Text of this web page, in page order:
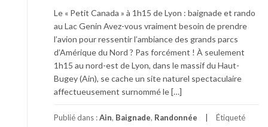
Le « Petit Canada » à 1h15 de Lyon : baignade et rando
au Lac Genin Avez-vous vraiment besoin de prendre
l’avion pour ressentir l’ambiance des grands parcs
d’Amérique du Nord ? Pas forcément ! À seulement
1h15 au nord-est de Lyon, dans le massif du Haut-
Bugey (Ain), se cache un site naturel spectaculaire
affectueusement surnommé le […]
Publié dans :Ain, Baignade, Randonnée Étiqueté